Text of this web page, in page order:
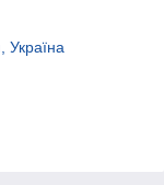
Україна